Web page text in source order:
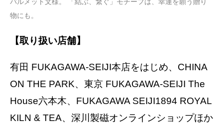
物にも。
【取り扱い店舗】
有田 FUKAGAWA-SEIJI本店をはじめ、CHINA
ON THE PARK、東京 FUKAGAWA-SEIJI The
House六本木、FUKAGAWA SEIJI1894 ROYAL
KILN & TEA、深川製磁オンラインショップほか